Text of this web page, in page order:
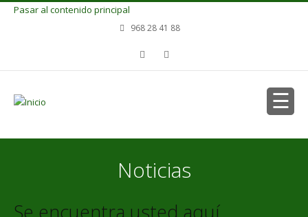
Pasar al contenido principal
968 28 41 88
Noticias
Se encuentra usted aquí